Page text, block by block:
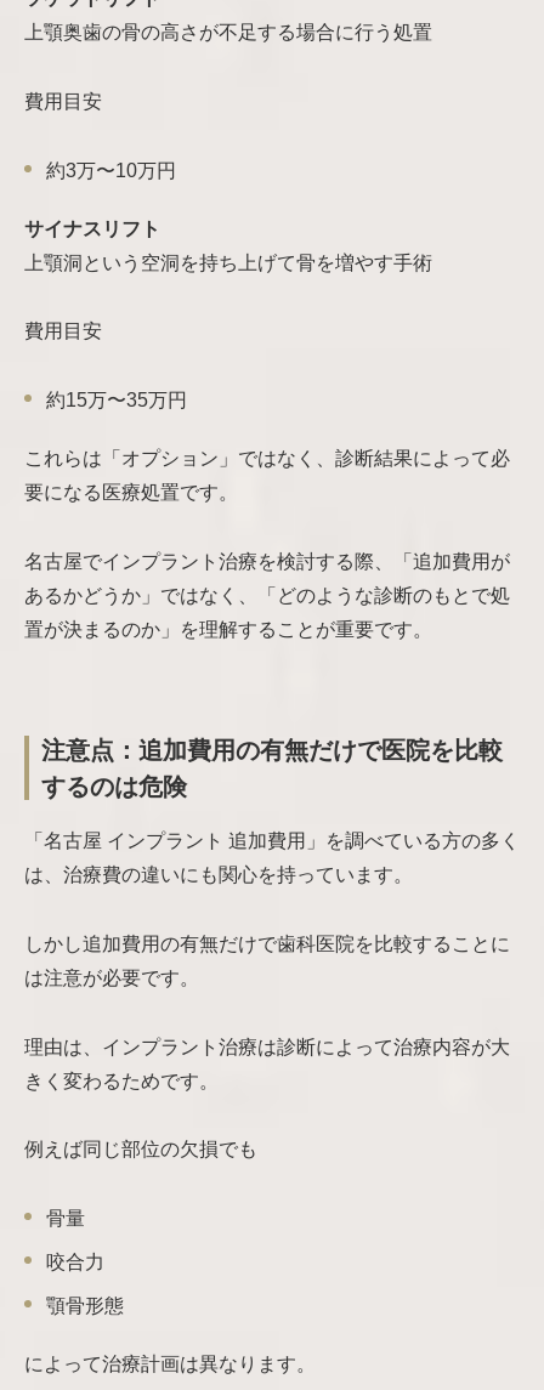
上顎奥歯の骨の高さが不足する場合に行う処置
費用目安
約3万〜10万円
サイナスリフト
上顎洞という空洞を持ち上げて骨を増やす手術
費用目安
約15万〜35万円
これらは「オプション」ではなく、診断結果によって必
要になる医療処置です。
名古屋でインプラント治療を検討する際、「追加費用が
あるかどうか」ではなく、「どのような診断のもとで処
置が決まるのか」を理解することが重要です。
注意点：追加費用の有無だけで医院を比較
するのは危険
「名古屋 インプラント 追加費用」を調べている方の多く
は、治療費の違いにも関心を持っています。
しかし追加費用の有無だけで歯科医院を比較することに
は注意が必要です。
理由は、インプラント治療は診断によって治療内容が大
きく変わるためです。
例えば同じ部位の欠損でも
骨量
咬合力
顎骨形態
によって治療計画は異なります。